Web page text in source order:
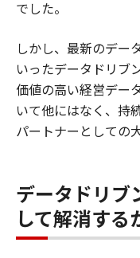
でした。
しかし、最新のデー
いったデータドリブ
価値の高い経営デー
いて他にはなく、持
パートナーとしての
データドリブ
して解消する